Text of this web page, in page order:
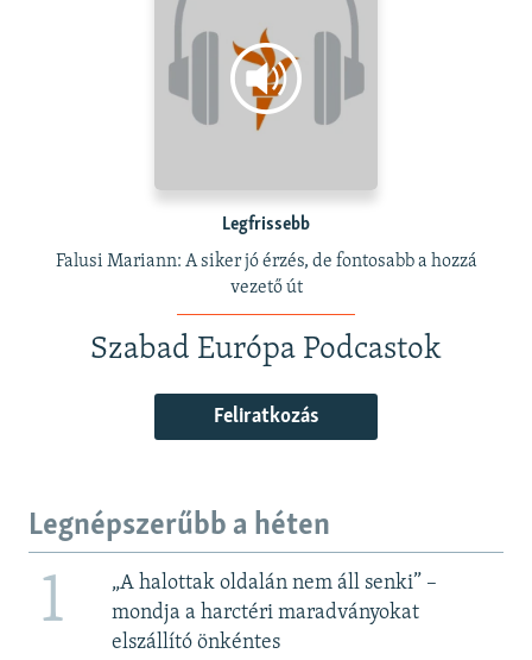
Legfrissebb
Falusi Mariann: A siker jó érzés, de fontosabb a hozzá
vezető út
Szabad Európa Podcastok
Feliratkozás
Legnépszerűbb a héten
1
„A halottak oldalán nem áll senki” –
mondja a harctéri maradványokat
elszállító önkéntes